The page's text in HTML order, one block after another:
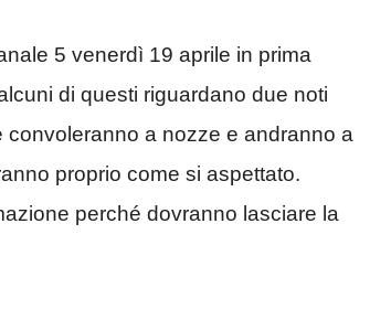
5 venerdì 19 aprile in prima
di questi riguardano due noti
convoleranno a nozze e andranno a
proprio come si aspettato.
perché dovranno lasciare la